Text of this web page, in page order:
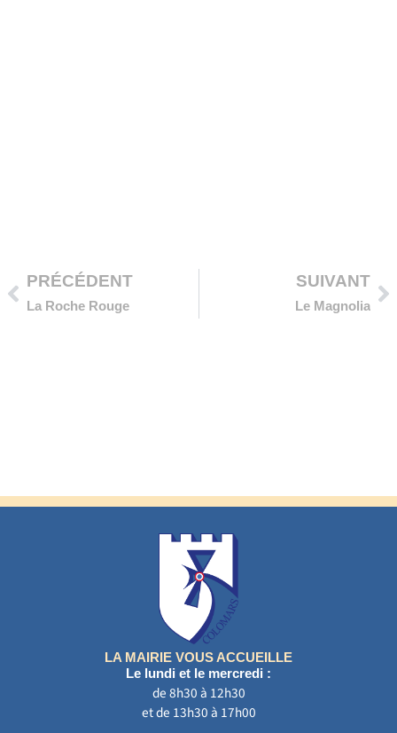
PRÉCÉDENT
La Roche Rouge
SUIVANT
Le Magnolia
LA MAIRIE VOUS ACCUEILLE
Le lundi et le mercredi :
de 8h30 à 12h30
et de 13h30 à 17h00